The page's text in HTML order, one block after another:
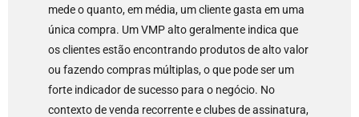
mede o quanto, em média, um cliente gasta em uma
única compra. Um VMP alto geralmente indica que
os clientes estão encontrando produtos de alto valor
ou fazendo compras múltiplas, o que pode ser um
forte indicador de sucesso para o negócio. No
contexto de venda recorrente e clubes de assinatura,